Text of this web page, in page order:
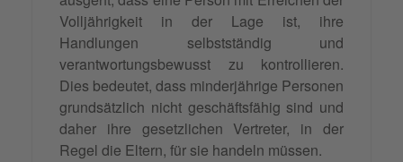
Volljährigkeit in der Lage ist, ihre
Handlungen selbstständig und
verantwortungsbewusst zu kontrollieren.
Dies bedeutet, dass minderjährige Personen
grundsätzlich nicht geschäftsfähig sind und
daher ihre gesetzlichen Vertreter, in der
Regel die Eltern, für sie handeln müssen.